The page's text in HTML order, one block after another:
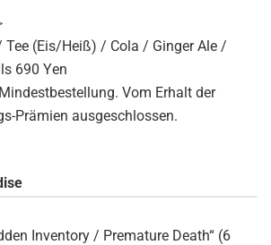
(Eis/Heiß) / Cola / Ginger Ale /
690 Yen
Vom Erhalt der
Prämien ausgeschlossen.
Inventory / Premature Death“ (6